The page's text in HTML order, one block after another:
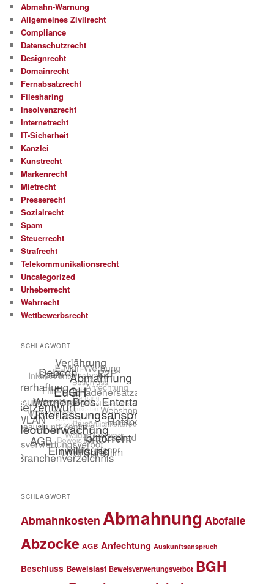
Abmahn-Warnung
Allgemeines Zivilrecht
Compliance
Datenschutzrecht
Designrecht
Domainrecht
Fernabsatzrecht
Filesharing
Insolvenzrecht
Internetrecht
IT-Sicherheit
Kanzlei
Kunstrecht
Markenrecht
Mietrecht
Presserecht
Sozialrecht
Spam
Steuerrecht
Strafrecht
Telekommunikationsrecht
Uncategorized
Urheberrecht
Wehrrecht
Wettbewerbsrecht
SCHLAGWORT
SCHLAGWORT
Abmahnkosten Abmahnung Abofalle
Abzocke AGB Anfechtung Auskunftsanspruch
Beschluss Beweislast Beweisverwertungsverbot BGH